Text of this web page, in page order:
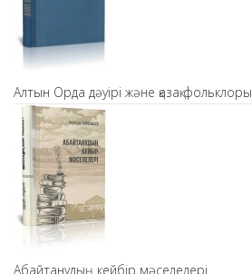
Алтын Орда дәуірі және қазақ фольклоры
Абайтанудың кейбір мәселелері